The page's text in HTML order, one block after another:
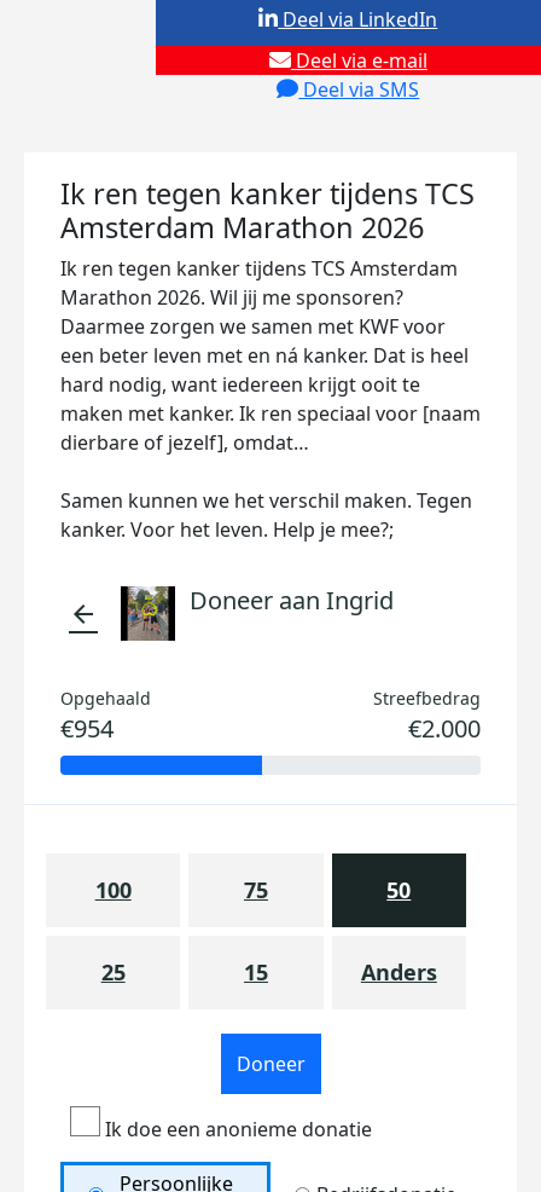
Deel via e-mail
Deel via SMS
Deel via LinkedIn
Ik ren tegen kanker tijdens TCS
Amsterdam Marathon 2026
Ik ren tegen kanker tijdens TCS Amsterdam
Marathon 2026. Wil jij me sponsoren?
Daarmee zorgen we samen met KWF voor
een beter leven met en ná kanker. Dat is heel
hard nodig, want iedereen krijgt ooit te
maken met kanker. Ik ren speciaal voor [naam
dierbare of jezelf], omdat…
Samen kunnen we het verschil maken. Tegen
kanker. Voor het leven. Help je mee?;
arrow_back Doneer aan Ingrid
Opgehaald
€954
Streefbedrag
€2.000
100 75 50
25 15 Anders
Doneer
Ik doe een anonieme donatie
Persoonlijke